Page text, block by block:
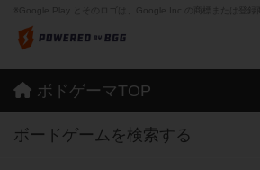
※Google Play とそのロゴは、Google Inc.の商標または登録
ボドゲーマTOP
ボードゲームを検索する